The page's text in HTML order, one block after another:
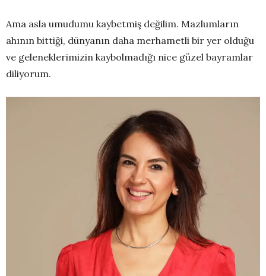
Ama asla umudumu kaybetmiş değilim. Mazlumların
ahının bittiği, dünyanın daha merhametli bir yer olduğu
ve geleneklerimizin kaybolmadığı nice güzel bayramlar
diliyorum.